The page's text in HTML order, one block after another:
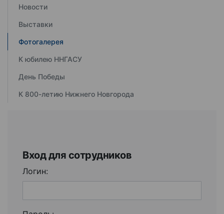
Новости
Выставки
Фотогалерея
К юбилею ННГАСУ
День Победы
К 800-летию Нижнего Новгорода
Вход для сотрудников
Логин: